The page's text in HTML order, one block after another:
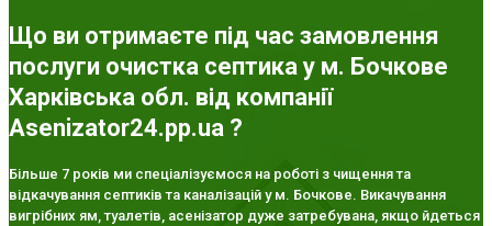
Що ви отримаєте під час замовлення
послуги очистка септика у м. Бочкове
Харківська обл. від компанії
Asenizator24.pp.ua ?
Більше 7 років ми спеціалізуємося на роботі з чищення та
відкачування септиків та каналізацій у м. Бочкове. Викачування
вигрібних ям, туалетів, асенізатор дуже затребувана, якщо йдеться